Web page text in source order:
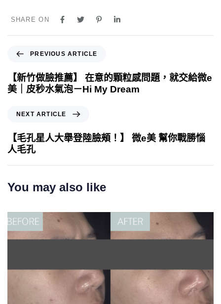
SHARE ON
PREVIOUS ARTICLE
【新竹做臉推薦】 在意的顆粒感問題，就交給微e
美｜皮秒水氣泡－Hi My Dream
NEXT ARTICLE
【毛孔星人大舉登陸臉頰！】 微e美 幫你戰勝惱
人毛孔
You may also like